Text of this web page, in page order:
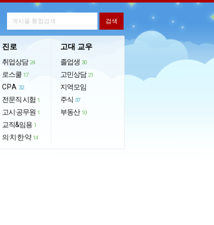
진로
취업상담 24
로스쿨 17
CPA 32
전문직 시험 1
고시·공무원 1
교직&임용 1
의·치·한·약 14
고대 교우
졸업생 30
고민상담 21
지역모임
주식 37
부동산 10